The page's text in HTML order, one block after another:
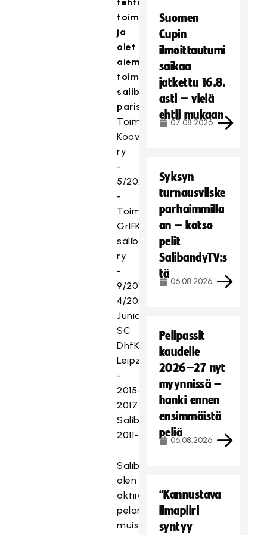
toimit
ja
olet
aiemmin
toiminut
salibandyn
parissa?
Toiminnanjohtaja
Koovee
ry
-
5/2020
-
Toiminnanjohtaja
GrIFK
salibandy
ry
-
9/2018-
4/2020
Junioripäällikkö
SC
DhfK
Leipzig
-
2015-
2017
Salibandyerotuomari
2011-
Salibandya
olen
aktiivisesti
pelannut
muistaakseni
Suomen
Cupin
ilmoittautumi
saikaa
jatkettu 16.8.
asti – vielä
ehtii mukaan
07.08.2026
Syksyn
turnausvilske
parhaimmilla
an – katso
pelit
SalibandyTV:s
tä
06.08.2026
Pelipassit
kaudelle
2026–27 nyt
myynnissä –
hanki ennen
ensimmäistä
peliä
06.08.2026
“Kannustava
ilmapiiri
syntyy